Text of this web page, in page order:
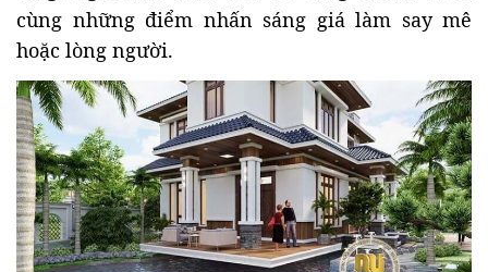
cùng những điểm nhấn sáng giá làm say mê
hoặc lòng người.